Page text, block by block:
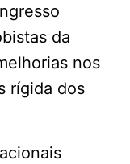
da
nos
rígida dos